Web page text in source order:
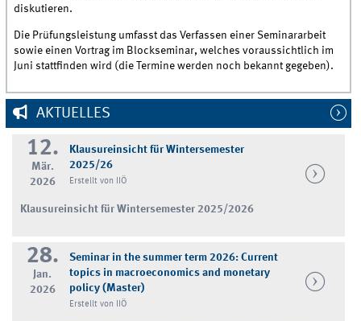
diskutieren.
Die Prüfungsleistung umfasst das Verfassen einer Seminararbeit
sowie einen Vortrag im Blockseminar, welches voraussichtlich im
Juni stattfinden wird (die Termine werden noch bekannt gegeben).
AKTUELLES
12.
Mär.
2026
Klausureinsicht für Wintersemester
2025/26
Erstellt von IIÖ
Klausureinsicht für Wintersemester 2025/2026
28.
Jan.
2026
Seminar in the summer term 2026: Current
topics in macroeconomics and monetary
policy (Master)
Erstellt von IIÖ